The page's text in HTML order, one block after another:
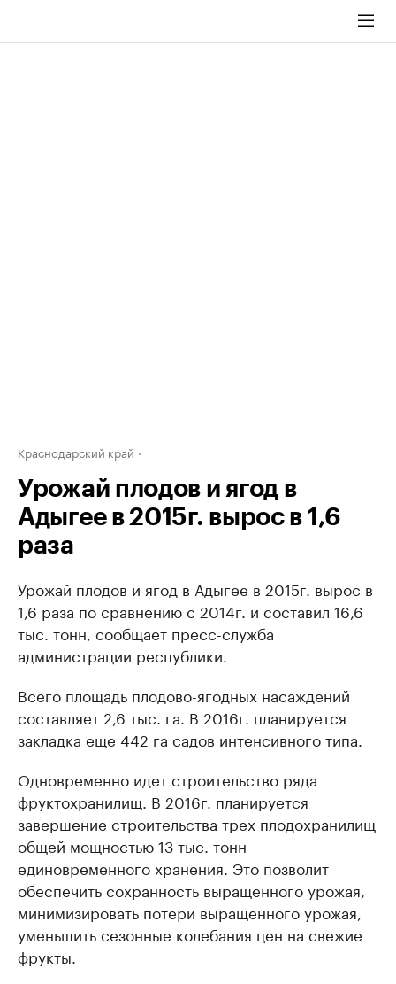
Краснодарский край
Урожай плодов и ягод в
Адыгее в 2015г. вырос в 1,6
раза
Урожай плодов и ягод в Адыгее в 2015г. вырос в
1,6 раза по сравнению с 2014г. и составил 16,6
тыс. тонн, сообщает пресс-служба
администрации республики.
Всего площадь плодово-ягодных насаждений
составляет 2,6 тыс. га. В 2016г. планируется
закладка еще 442 га садов интенсивного типа.
Одновременно идет строительство ряда
фруктохранилищ. В 2016г. планируется
завершение строительства трех плодохранилищ
общей мощностью 13 тыс. тонн
единовременного хранения. Это позволит
обеспечить сохранность выращенного урожая,
минимизировать потери выращенного урожая,
уменьшить сезонные колебания цен на свежие
фрукты.